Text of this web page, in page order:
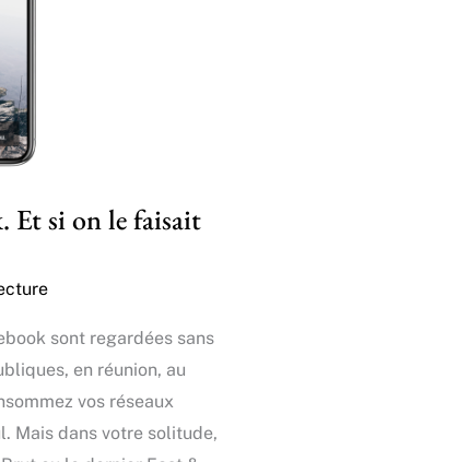
Et si on le faisait
sont regardées sans
en réunion, au
vos réseaux
Mais dans votre solitude,